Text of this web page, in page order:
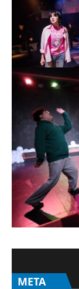
META